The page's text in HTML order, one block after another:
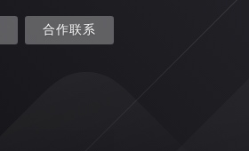
合作联系